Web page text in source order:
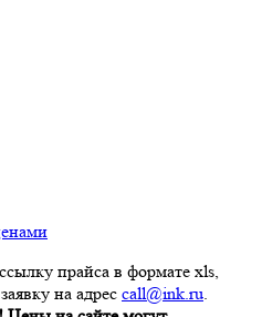
прайса в формате xls,
на адрес call@ink.ru.